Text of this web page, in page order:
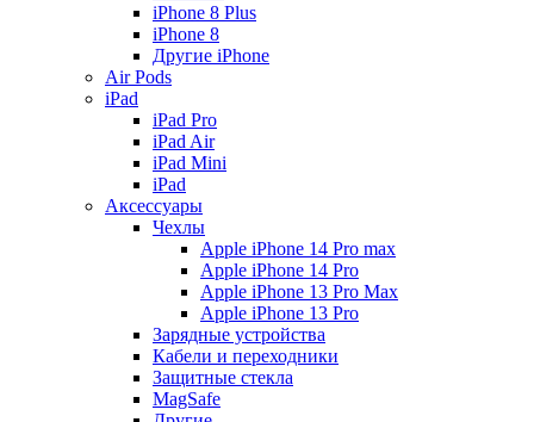
iPhone 8 Plus
iPhone 8
Другие iPhone
Air Pods
iPad
iPad Pro
iPad Air
iPad Mini
iPаd
Аксессуары
Чехлы
Apple iPhone 14 Pro max
Apple iPhone 14 Pro
Apple iPhone 13 Pro Max
Apple iPhone 13 Pro
Зарядные устройства
Кабели и переходники
Защитные стекла
MagSafe